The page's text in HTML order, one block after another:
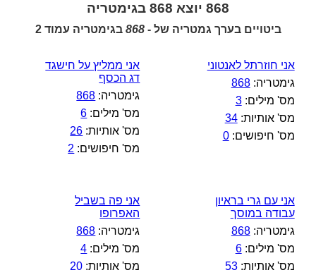
868 יוצא 868 בגימטריה
ביטויים בערך גמטריה של -868 בגימטריה עמוד 2
אני חוזרתל לאנטוני
גימטריה:868
מס' מילים:3
מס' אותיות:34
מס' חיפושים:0
אני ממליץ על חישגד
דג הכסף
גימטריה: 868
מס' מילים: 6
מס' אותיות: 26
מס' חיפושים: 2
אני עם גרי בראיון
עבודה במוסך
גימטריה:868
מס' מילים:6
מס' אותיות:53
אני פה בשביל
האפרופו
גימטריה: 868
מס' מילים: 4
מס' אותיות: 20